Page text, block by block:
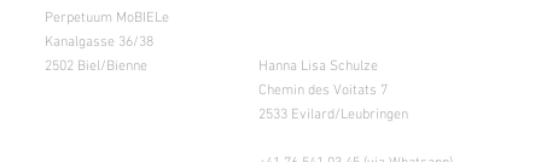
Perpetuum MoBIELe
Kanalgasse 36/38
2502 Biel/Bienne
Hanna Lisa Schulze
Chemin des Voitats 7
2533 Evilard/Leubringen